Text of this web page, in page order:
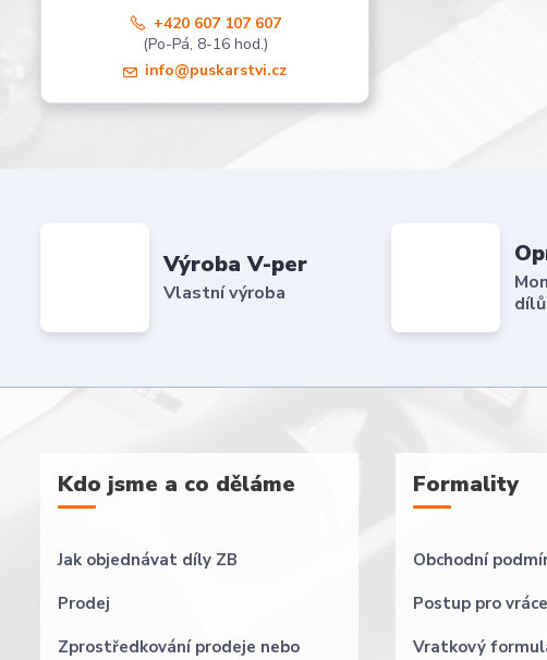
+420 607 107 607
(Po-Pá, 8-16 hod.)
info@puskarstvi.cz
Výroba V-per
Vlastní výroba
dílů
Kdo jsme a co děláme
Jak objednávat díly ZB
Prodej
Zprostředkování prodeje nebo
Formality
Obchodní
Postup pro
Vratkový